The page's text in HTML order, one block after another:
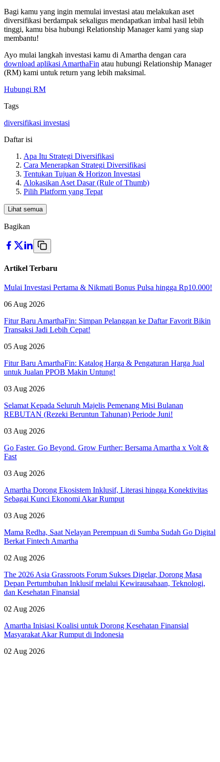
Bagi kamu yang ingin memulai investasi atau melakukan aset
diversifikasi berdampak sekaligus mendapatkan imbal hasil lebih
tinggi, kamu bisa hubungi Relationship Manager kami yang siap
membantu!
Ayo mulai langkah investasi kamu di Amartha dengan cara
download aplikasi AmarthaFin atau hubungi Relationship Manager
(RM) kami untuk return yang lebih maksimal.
Hubungi RM
Tags
diversifikasi investasi
Daftar isi
Apa Itu Strategi Diversifikasi
Cara Menerapkan Strategi Diversifikasi
Tentukan Tujuan & Horizon Investasi
Alokasikan Aset Dasar (Rule of Thumb)
Pilih Platform yang Tepat
Lihat semua
Bagikan
Artikel Terbaru
Mulai Investasi Pertama & Nikmati Bonus Pulsa hingga Rp10.000!
06 Aug 2026
Fitur Baru AmarthaFin: Simpan Pelanggan ke Daftar Favorit Bikin
Transaksi Jadi Lebih Cepat!
05 Aug 2026
Fitur Baru AmarthaFin: Katalog Harga & Pengaturan Harga Jual
untuk Jualan PPOB Makin Untung!
03 Aug 2026
Selamat Kepada Seluruh Majelis Pemenang Misi Bulanan
REBUTAN (Rezeki Beruntun Tahunan) Periode Juni!
03 Aug 2026
Go Faster. Go Beyond. Grow Further: Bersama Amartha x Volt &
Fast
03 Aug 2026
Amartha Dorong Ekosistem Inklusif, Literasi hingga Konektivitas
Sebagai Kunci Ekonomi Akar Rumput
03 Aug 2026
Mama Redha, Saat Nelayan Perempuan di Sumba Sudah Go Digital
Berkat Fintech Amartha
02 Aug 2026
The 2026 Asia Grassroots Forum Sukses Digelar, Dorong Masa
Depan Pertumbuhan Inklusif melalui Kewirausahaan, Teknologi,
dan Kesehatan Finansial
02 Aug 2026
Amartha Inisiasi Koalisi untuk Dorong Kesehatan Finansial
Masyarakat Akar Rumput di Indonesia
02 Aug 2026